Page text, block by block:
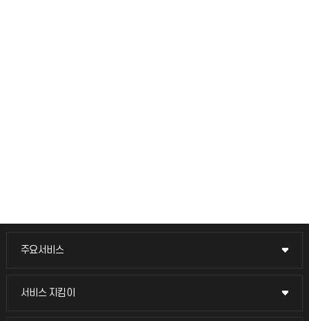
주요서비스
주요서비스
교무회의방송
서비스 지킴이
서비스 지킴이